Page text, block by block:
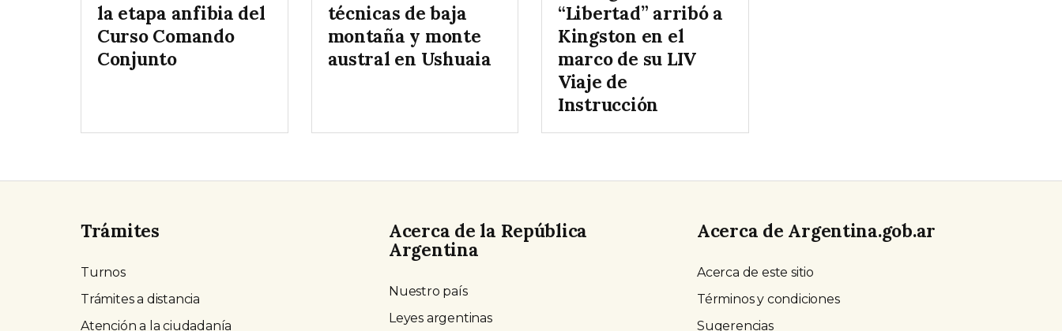
la etapa anfibia del
Curso Comando
Conjunto
técnicas de baja
montaña y monte
austral en Ushuaia
“Libertad” arribó a
Kingston en el
marco de su LIV
Viaje de
Instrucción
Trámites
Turnos
Trámites a distancia
Atención a la ciudadanía
Acerca de la República
Argentina
Nuestro país
Leyes argentinas
Acerca de Argentina.gob.ar
Acerca de este sitio
Términos y condiciones
Sugerencias